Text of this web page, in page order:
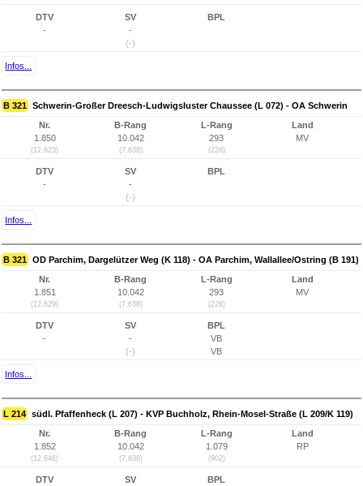
DTV
-
SV
-
(-)
BPL
Infos...
B 321 Schwerin-Großer Dreesch-Ludwigsluster Chaussee (L 072) - OA Schwerin
Nr.
1.850
(12.623)
B-Rang
10.042
(7.638)
L-Rang
293
(228)
Land
MV
DTV
-
SV
-
(-)
BPL
Infos...
B 321 OD Parchim, Dargelützer Weg (K 118) - OA Parchim, Wallallee/Ostring (B 191)
Nr.
1.851
(12.629)
B-Rang
10.042
(7.638)
L-Rang
293
(228)
Land
MV
DTV
-
SV
-
(-)
BPL
VB
VB
Infos...
L 214 südl. Pfaffenheck (L 207) - KVP Buchholz, Rhein-Mosel-Straße (L 209/K 119)
Nr.
1.852
(12.646)
B-Rang
10.042
(7.638)
L-Rang
1.079
(902)
Land
RP
DTV
SV
BPL